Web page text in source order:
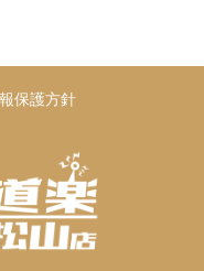
保護方針